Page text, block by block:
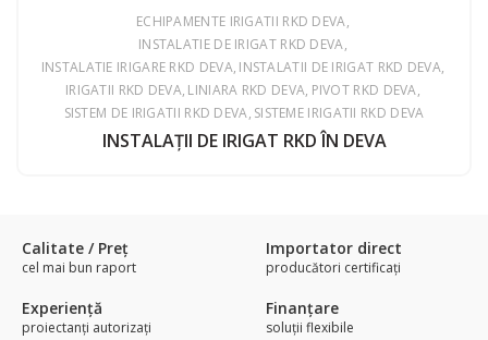
ECHIPAMENTE IRIGATII RKD DEVA
INSTALATIE DE IRIGAT RKD DEVA
INSTALATIE IRIGARE RKD DEVA INSTALATII DE IRIGAT RKD DEVA
IRIGATII RKD DEVA LINIARA RKD DEVA PIVOT RKD DEVA
SISTEM DE IRIGATII RKD DEVA SISTEME IRIGATII RKD DEVA
INSTALAŢII DE IRIGAT RKD ÎN DEVA
Calitate / Preţ
cel mai bun raport
Importator direct
producători certificaţi
Experienţă
proiectanți autorizați
Finanțare
soluții flexibile